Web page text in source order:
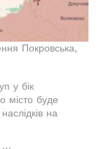
Покровська,
у бік
місто буде
на